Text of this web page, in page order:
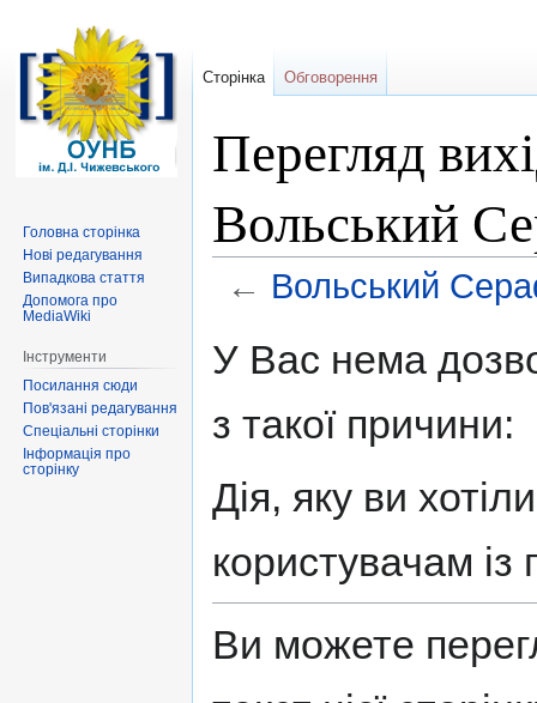
Перегляд
Вольський
← Вольський
до
до
У Вас нема
з такої причини:
Дія, яку ви
користувачам із
Ви можете
Сторінка Обговорення
Головна сторінка
Нові редагування
Випадкова стаття
Допомога про
MediaWiki
Інструменти
Посилання сюди
Пов'язані редагування
Спеціальні сторінки
Інформація про
сторінку